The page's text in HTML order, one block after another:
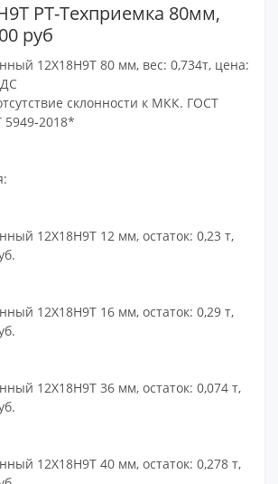
РТ-Техприемка 80мм,
руб
12Х18Н9Т 80 мм, вес: 0,734т, цена:
склонности к МКК. ГОСТ
5949-2018*
12Х18Н9Т 12 мм, остаток: 0,23 т,
12Х18Н9Т 16 мм, остаток: 0,29 т,
12Х18Н9Т 36 мм, остаток: 0,074 т,
12Х18Н9Т 40 мм, остаток: 0,278 т,